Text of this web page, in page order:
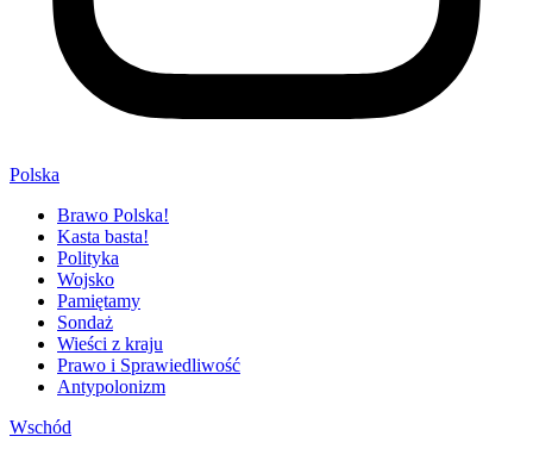
Polska
Brawo Polska!
Kasta basta!
Polityka
Wojsko
Pamiętamy
Sondaż
Wieści z kraju
Prawo i Sprawiedliwość
Antypolonizm
Wschód